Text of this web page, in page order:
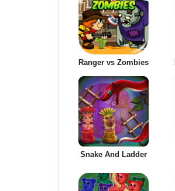
Ranger vs Zombies
Snake And Ladder